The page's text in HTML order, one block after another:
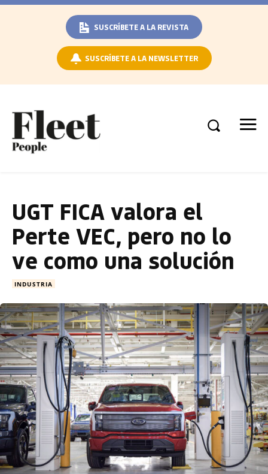
SUSCRÍBETE A LA REVISTA
SUSCRÍBETE A LA NEWSLETTER
UGT FICA valora el
Perte VEC, pero no lo
ve como una solución
INDUSTRIA